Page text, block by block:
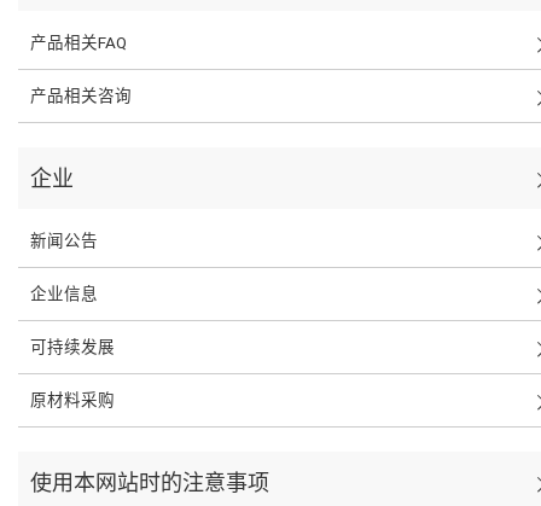
产品相关FAQ
产品相关咨询
企业
新闻公告
企业信息
可持续发展
原材料采购
使用本网站时的注意事项